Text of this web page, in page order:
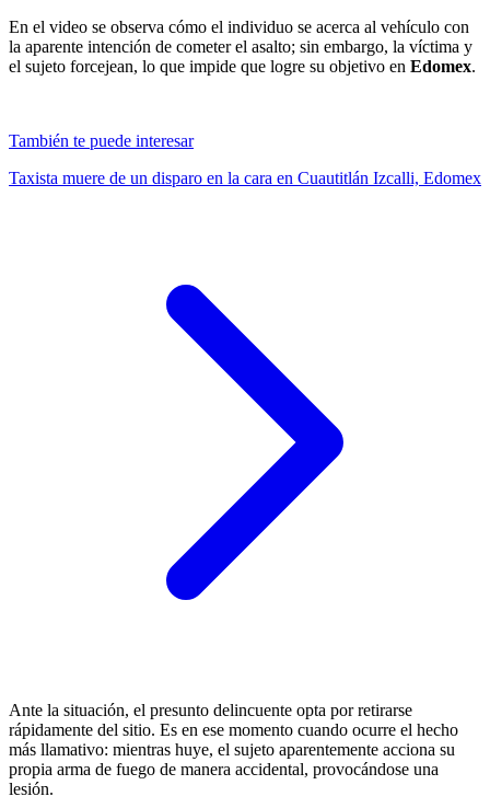
En el video se observa cómo el individuo se acerca al vehículo con
la aparente intención de cometer el asalto; sin embargo, la víctima y
el sujeto forcejean, lo que impide que logre su objetivo en Edomex.
También te puede interesar
Taxista muere de un disparo en la cara en Cuautitlán Izcalli, Edomex
Ante la situación, el presunto delincuente opta por retirarse
rápidamente del sitio. Es en ese momento cuando ocurre el hecho
más llamativo: mientras huye, el sujeto aparentemente acciona su
propia arma de fuego de manera accidental, provocándose una
lesión.